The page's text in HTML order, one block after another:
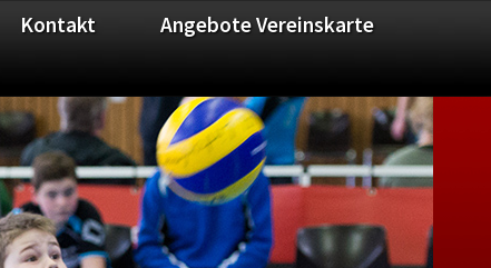
Kontakt
Angebote Vereinskarte